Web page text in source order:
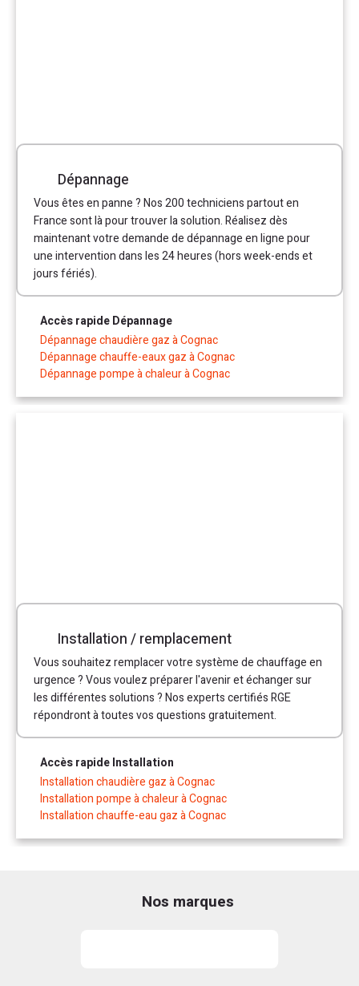
Dépannage
Vous êtes en panne ? Nos 200 techniciens partout en
France sont là pour trouver la solution. Réalisez dès
maintenant votre demande de dépannage en ligne pour
une intervention dans les 24 heures (hors week-ends et
jours fériés).
Accès rapide Dépannage
Dépannage chaudière gaz à Cognac
Dépannage chauffe-eaux gaz à Cognac
Dépannage pompe à chaleur à Cognac
Installation / remplacement
Vous souhaitez remplacer votre système de chauffage en
urgence ? Vous voulez préparer l'avenir et échanger sur
les différentes solutions ? Nos experts certifiés RGE
répondront à toutes vos questions gratuitement.
Accès rapide Installation
Installation chaudière gaz à Cognac
Installation pompe à chaleur à Cognac
Installation chauffe-eau gaz à Cognac
Nos marques